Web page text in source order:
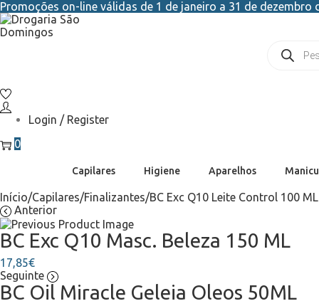
Promoções on-line válidas de 1 de janeiro a 31 de
Login / Register
0
Capilares Higiene Aparelhos
Início/Capilares/Finalizantes/BC Exc Q10 Leite Control 100 ML
Anterior
BC Exc Q10 Masc. Beleza 150 ML
17,85€
Seguinte
BC Oil Miracle Geleia Oleos 50ML